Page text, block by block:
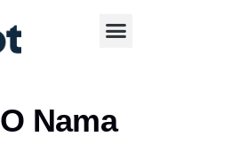
O Nama